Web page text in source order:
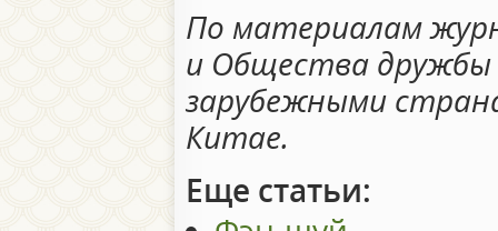
По материалам
и Общества дружбы
зарубежными
Китае.
Еще статьи: